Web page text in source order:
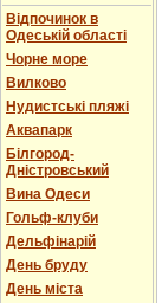
Відпочинок в
Одеській області
Чорне море
Вилково
Нудистські пляжі
Аквапарк
Білгород-
Дністровський
Вина Одеси
Гольф-клуби
Дельфінарій
День бруду
День міста